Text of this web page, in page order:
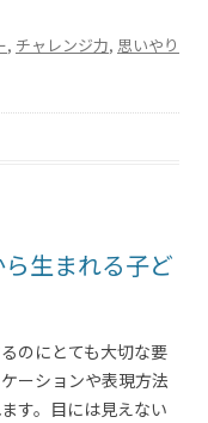
, チャレンジ力, 思いやり
生まれる子ど
のにとても大切な要
ーションや表現方法
す。目には見えない